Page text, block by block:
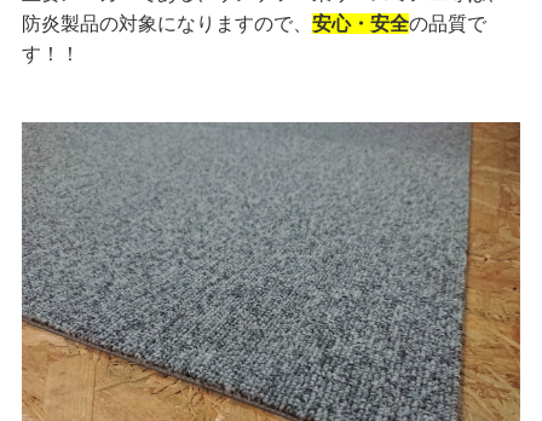
防炎製品の対象になりますので、 安心・安全の品質で
す！！